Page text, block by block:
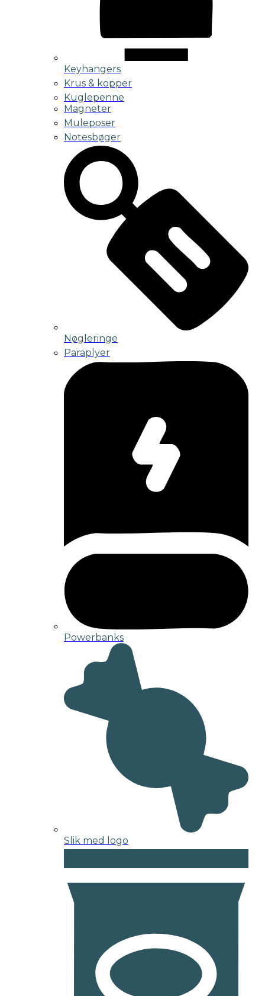
Keyhangers
Krus & kopper
Kuglepenne
Magneter
Muleposer
Notesbøger
Nøgleringe
Paraplyer
Powerbanks
Slik med logo